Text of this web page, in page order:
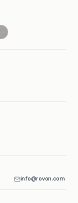
info@rovon.com